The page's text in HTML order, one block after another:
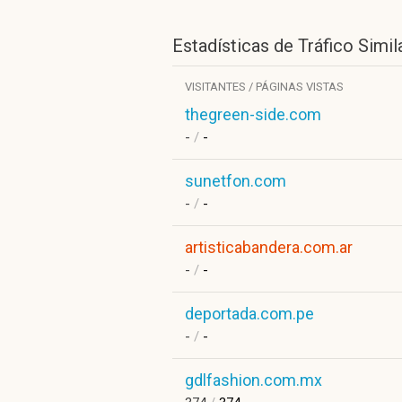
Estadísticas de Tráfico
VISITANTES / PÁGINAS VISTAS
thegreen-side.com
- / -
sunetfon.com
- / -
artisticabandera.com.ar
- / -
deportada.com.pe
- / -
gdlfashion.com.mx